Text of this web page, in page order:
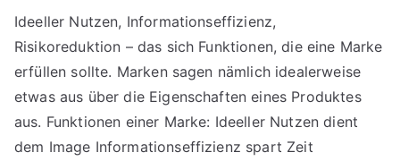
Ideeller Nutzen, Informationseffizienz,
Risikoreduktion – das sich Funktionen, die eine Marke
erfüllen sollte. Marken sagen nämlich idealerweise
etwas aus über die Eigenschaften eines Produktes
aus. Funktionen einer Marke: Ideeller Nutzen dient
dem Image Informationseffizienz spart Zeit